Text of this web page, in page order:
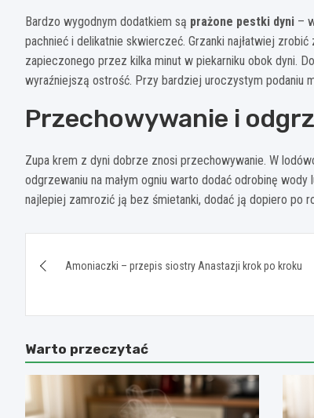
Bardzo wygodnym dodatkiem są prażone pestki dyni –
pachnieć i delikatnie skwierczeć. Grzanki najłatwiej
zapieczonego przez kilka minut w piekarniku obok dyni.
wyraźniejszą ostrość. Przy bardziej uroczystym podaniu
Przechowywanie i
Zupa krem z dyni dobrze znosi przechowywanie. W
odgrzewaniu na małym ogniu warto dodać odrobinę
najlepiej zamrozić ją bez śmietanki, dodać ją dopiero po
wpisu
Amoniaczki – przepis siostry Anastazji krok po kroku
Warto przeczytać